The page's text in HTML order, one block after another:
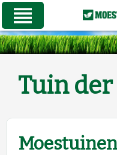
Tuin
Moestuinen